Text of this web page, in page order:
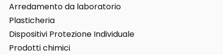
Arredamento da laboratorio
Plasticheria
Dispositivi Protezione Individuale
Prodotti chimici